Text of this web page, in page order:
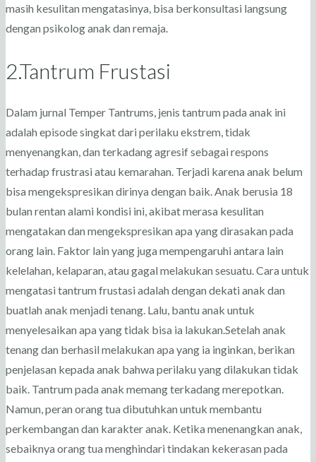
masih kesulitan mengatasinya, bisa berkonsultasi langsung
dengan psikolog anak dan remaja.
2.Tantrum Frustasi
Dalam jurnal Temper Tantrums, jenis tantrum pada anak ini
adalah episode singkat dari perilaku ekstrem, tidak
menyenangkan, dan terkadang agresif sebagai respons
terhadap frustrasi atau kemarahan. Terjadi karena anak belum
bisa mengekspresikan dirinya dengan baik. Anak berusia 18
bulan rentan alami kondisi ini, akibat merasa kesulitan
mengatakan dan mengekspresikan apa yang dirasakan pada
orang lain. Faktor lain yang juga mempengaruhi antara lain
kelelahan, kelaparan, atau gagal melakukan sesuatu. Cara untuk
mengatasi tantrum frustasi adalah dengan dekati anak dan
buatlah anak menjadi tenang. Lalu, bantu anak untuk
menyelesaikan apa yang tidak bisa ia lakukan.Setelah anak
tenang dan berhasil melakukan apa yang ia inginkan, berikan
penjelasan kepada anak bahwa perilaku yang dilakukan tidak
baik. Tantrum pada anak memang terkadang merepotkan.
Namun, peran orang tua dibutuhkan untuk membantu
perkembangan dan karakter anak. Ketika menenangkan anak,
sebaiknya orang tua menghindari tindakan kekerasan pada